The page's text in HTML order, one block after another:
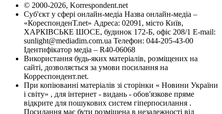
© 2000-2026, Korrespondent.net
Суб'єкт у сфері онлайн-медіа Назва онлайн-медіа –
«КореспонденТ.net» Адреса: 02091, місто Київ,
ХАРКІВСЬКЕ ШОСЕ, будинок 172-Б, офіс 208/1 E-mail:
sunlight@mediadim.com.ua Телефон: 044-205-43-00
Ідентифікатор медіа – R40-06068
Використання будь-яких матеріалів, розміщених на
сайті, дозволяється за умови посилання на
Корреспондент.net.
При копіюванні матеріалів зі сторінки « Новини України
і світу» , для інтернет - видань - обов'язкове пряме
відкрите для пошукових систем гіперпосилання .
Посилання має бути розміщена в незалежності від